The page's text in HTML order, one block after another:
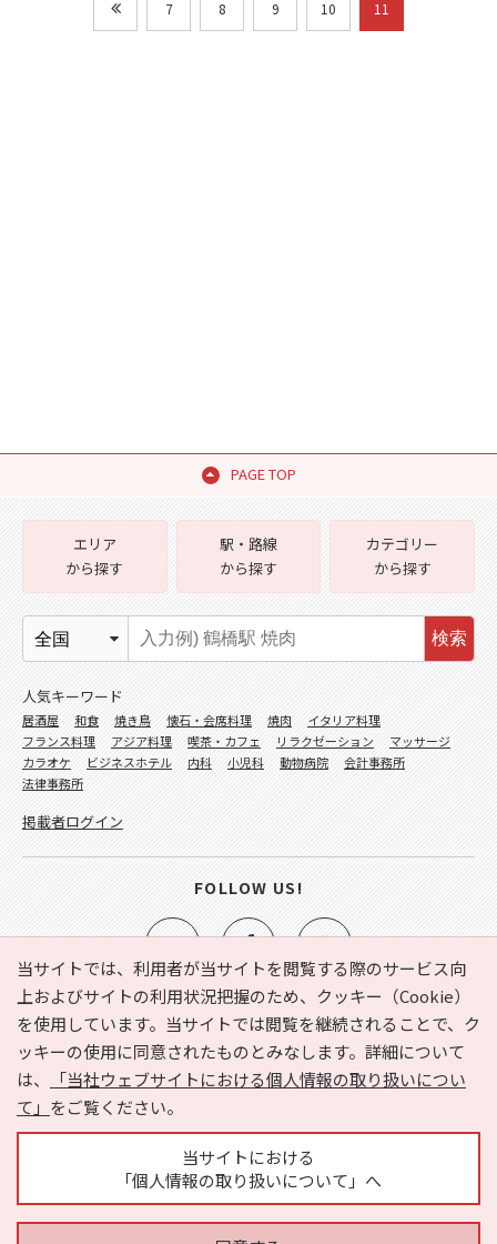
7 8 9 10 11
PAGE TOP
当サイトでは、利用者が当サイトを閲覧する際のサービス向
上およびサイトの利用状況把握のため、クッキー（Cookie）
を使用しています。当サイトでは閲覧を継続されることで、ク
ッキーの使用に同意されたものとみなします。詳細について
は、
「当社ウェブサイトにおける個人情報の取り扱いについ
て」 をご覧ください。
当サイトにおける
「個人情報の取り扱いについて」へ
e-NAVITA（イーナビタ）とは？ お気に入り
ヘルプ
利用規約
個人情報の取り扱いについて
運営会社
サイトマップ
広告掲載に関するお問い合わせ
エリア
から探す
駅・路線
から探す
カテゴリー
から探す
検索
人気キーワード
居酒屋 和食 焼き鳥 懐石・会席料理 焼肉
イタリア料理
フランス料理
アジア料理 喫茶・カフェ リラクゼーション
マッサージ
カラオケ
ビジネスホテル 内科 小児科 動物病院
会計事務所
法律事務所
掲載者ログイン
FOLLOW US!